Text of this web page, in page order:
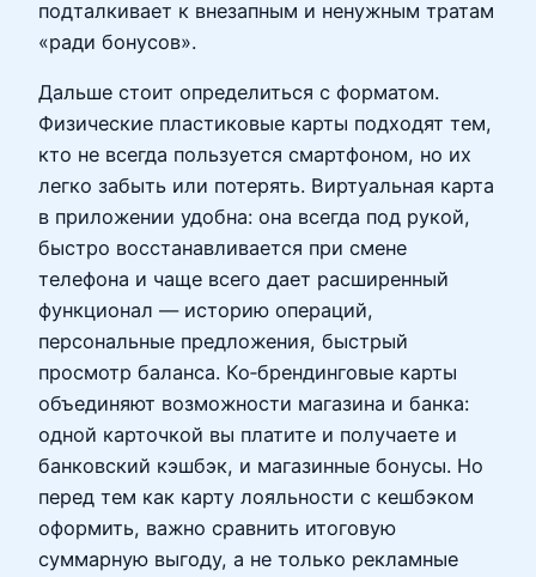
подталкивает к внезапным и ненужным тратам
«ради бонусов».
Дальше стоит определиться с форматом.
Физические пластиковые карты подходят тем,
кто не всегда пользуется смартфоном, но их
легко забыть или потерять. Виртуальная карта
в приложении удобна: она всегда под рукой,
быстро восстанавливается при смене
телефона и чаще всего дает расширенный
функционал — историю операций,
персональные предложения, быстрый
просмотр баланса. Ко‑брендинговые карты
объединяют возможности магазина и банка:
одной карточкой вы платите и получаете и
банковский кэшбэк, и магазинные бонусы. Но
перед тем как карту лояльности с кешбэком
оформить, важно сравнить итоговую
суммарную выгоду, а не только рекламные